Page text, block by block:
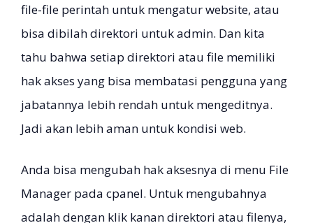
file-file perintah untuk mengatur website, atau
bisa dibilah direktori untuk admin. Dan kita
tahu bahwa setiap direktori atau file memiliki
hak akses yang bisa membatasi pengguna yang
jabatannya lebih rendah untuk mengeditnya.
Jadi akan lebih aman untuk kondisi web.
Anda bisa mengubah hak aksesnya di menu File
Manager pada cpanel. Untuk mengubahnya
adalah dengan klik kanan direktori atau filenya,